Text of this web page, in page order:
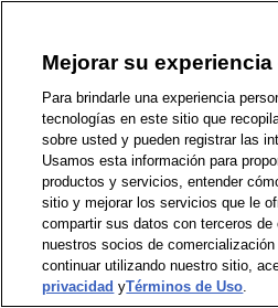
Mejorar su
Para brindarle una experiencia
tecnologías en este sitio que
sobre usted y pueden registrar las
Usamos esta información para
productos y servicios, entender
sitio y mejorar los servicios que le
compartir sus datos con terceros
nuestros socios de comercialización
continuar utilizando nuestro sitio,
privacidad yTérminos de Uso.